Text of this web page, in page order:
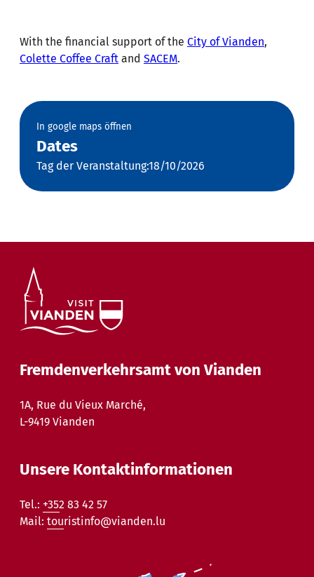
With the financial support of the City of Vianden,
Colette Coffee Craft and SACEM.
In google maps öffnen
Dates
Tag der Veranstaltung:18/10/2026
Fremdenverkehrsamt von Vianden
1A, Rue du Vieux Marché,
L-9419 Vianden
Unsere Kontaktinformationen
Tel.: +352 83 42 57
Mail: touristinfo@vianden.lu